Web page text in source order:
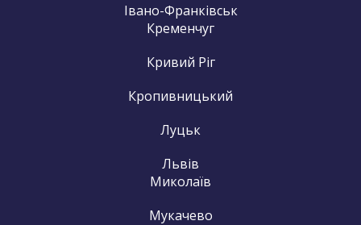
Івано-Франківськ
Кременчуг
Кривий Ріг
Кропивницький
Луцьк
Львів
Миколаїв
Мукачево